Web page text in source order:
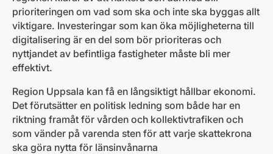
prioriteringen om vad som ska och inte ska byggas allt
viktigare. Investeringar som kan öka möjligheterna till
digitalisering är en del som bör prioriteras och
nyttjandet av befintliga fastigheter måste bli mer
effektivt.
Region Uppsala kan få en långsiktigt hållbar ekonomi.
Det förutsätter en politisk ledning som både har en
riktning framåt för vården och kollektivtrafiken och
som vänder på varenda sten för att varje skattekrona
ska göra nytta för länsinvånarna